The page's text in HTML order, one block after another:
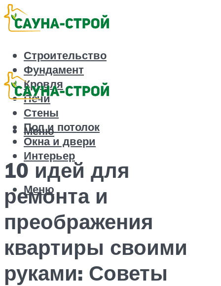
Строительство
Фундамент
Кровля
Печи
Стены
Пол и потолок
Окна и двери
Интерьер
Меню
Меню
10 идей для
ремонта и
преображения
квартиры своими
руками: Советы